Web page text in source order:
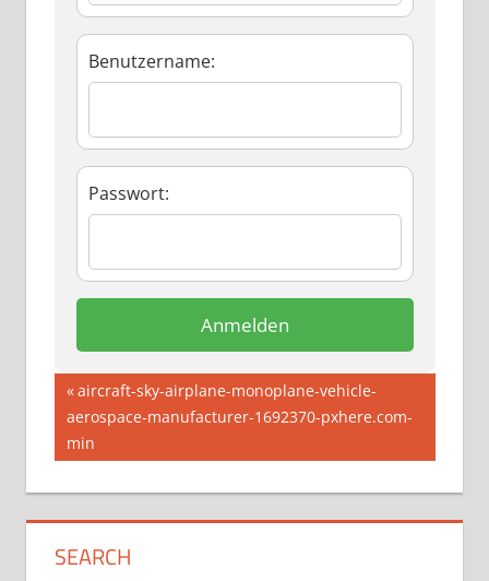
Benutzername:
Passwort:
Beitragsnavigation
Vorheriger
Beitrag:
aircraft-sky-airplane-monoplane-vehicle-
aerospace-manufacturer-1692370-pxhere.com-
min
SEARCH